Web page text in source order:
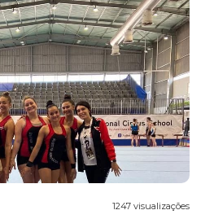
1247 visualizações